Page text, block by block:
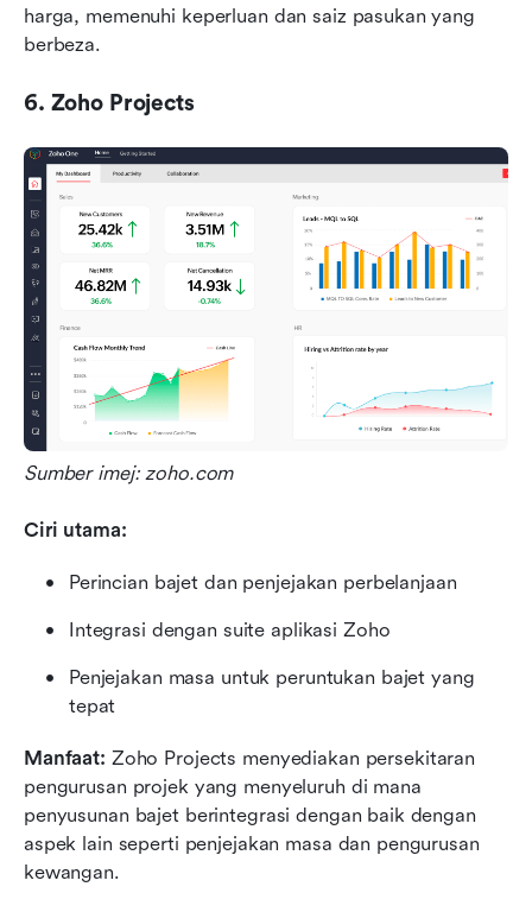
harga, memenuhi keperluan dan saiz pasukan yang
berbeza.
6. Zoho Projects
Sumber imej: zoho.com
Ciri utama:
Perincian bajet dan penjejakan perbelanjaan
Integrasi dengan suite aplikasi Zoho
Penjejakan masa untuk peruntukan bajet yang
tepat
Manfaat: Zoho Projects menyediakan persekitaran
pengurusan projek yang menyeluruh di mana
penyusunan bajet berintegrasi dengan baik dengan
aspek lain seperti penjejakan masa dan pengurusan
kewangan.